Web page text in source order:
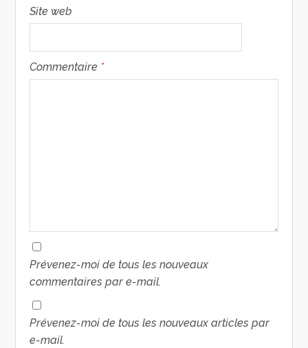
Site web
Commentaire *
Prévenez-moi de tous les nouveaux
commentaires par e-mail.
Prévenez-moi de tous les nouveaux articles par
e-mail.